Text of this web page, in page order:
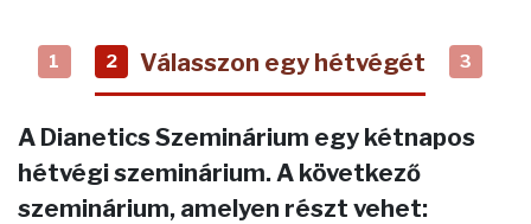
1 2 Válasszon egy hétvégét 3
A Dianetics Szeminárium egy kétnapos
hétvégi szeminárium. A következő
szeminárium, amelyen részt vehet: